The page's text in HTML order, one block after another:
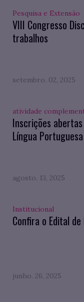
Pesquisa e Extensão
VIII Congresso
trabalhos
setembro. 02, 2025
atividade
Inscrições
Língua
agosto. 13, 2025
Institucional
Confira o Edital
junho. 26, 2025